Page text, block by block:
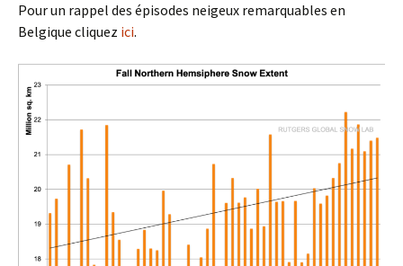
Pour un rappel des épisodes neigeux remarquables en
Belgique cliquez ici.